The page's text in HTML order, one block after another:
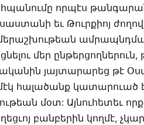
որպէս
եւ Թուրքիոյ
մեր
յայտարարեց թէ
մէկ հալածանք կատարուած
մօտ: Այնուհետեւ
բանբերին կողմէ,